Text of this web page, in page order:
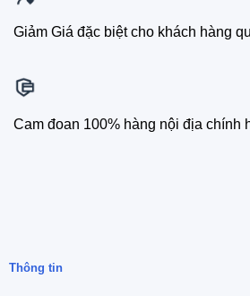
Giảm Giá đặc biệt cho khách hàng
Cam đoan 100% hàng nội địa chính
Thông tin